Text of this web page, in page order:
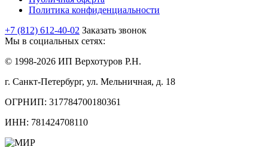
Политика конфиденциальности
+7 (812) 612-40-02 Заказать звонок
Мы в социальных сетях:
© 1998-2026 ИП Верхотуров Р.Н.
г. Санкт-Петербург, ул. Мельничная, д. 18
ОГРНИП: 317784700180361
ИНН: 781424708110